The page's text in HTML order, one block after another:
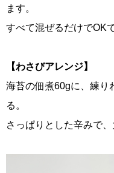
ます。
すべて混ぜるだけでOKで
【わさびアレンジ】
海苔の佃煮60gに、練り
る。
さっぱりとした辛みで、